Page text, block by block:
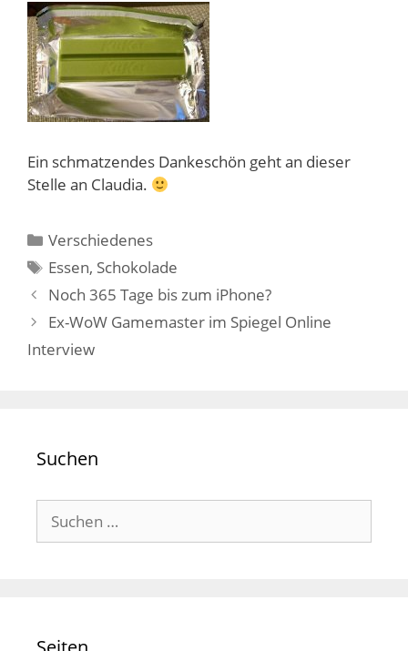
Ein schmatzendes Dankeschön geht an dieser
Stelle an Claudia.
Kategorien
Verschiedenes
Schlagwörter
Essen, Schokolade
Noch 365 Tage bis zum iPhone?
Ex-WoW Gamemaster im Spiegel Online
Interview
Suchen
Suchen
nach: